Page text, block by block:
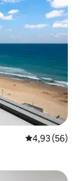
5 üzerinden
4,93 (56)